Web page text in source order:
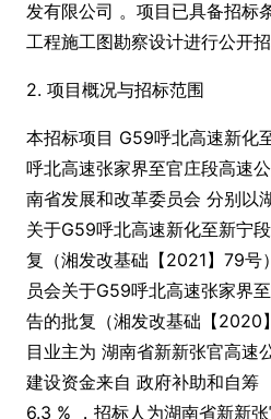
发有限公司 。项目已具备招标
工程施工图勘察设计进行公开招
2. 项目概况与招标范围
本招标项目 G59呼北高速新化
呼北高速张家界至官庄段高速
南省发展和改革委员会 分别以
关于G59呼北高速新化至新宁
复（湘发改基础【2021】79号
员会关于G59呼北高速张家界
告的批复（湘发改基础【2020
目业主为 湖南省新新张官高速
建设资金来自 政府补助和自筹
6.3 % ，招标人为湖南省新新